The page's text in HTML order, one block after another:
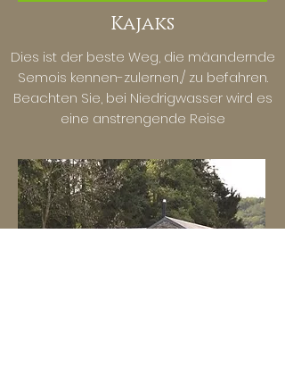
Kajaks
Dies ist der beste Weg, die mäandernde
Semois kennen-zulernen,/ zu befahren.
Beachten Sie, bei Niedrigwasser wird es
eine anstrengende Reise